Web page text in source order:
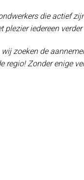
die actief
plezier iedereen verder
zoeken de
regio! Zonder enige